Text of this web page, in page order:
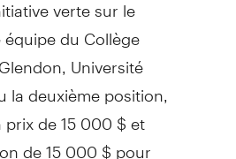
du Collège
Université
la deuxième position,
de 15 000 $ et
de 15 000 $ pour